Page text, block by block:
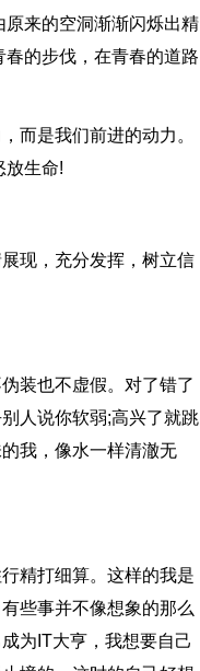
来的空洞渐渐闪烁出精
的步伐，在青春的道路
而是我们前进的动力。
放生命!
现，充分发挥，树立信
装也不虚假。对了错了
人说你软弱;高兴了就跳
我，像水一样清澈无
精打细算。这样的我是
些事并不像想象的那么
为IT大亨，我想要自己